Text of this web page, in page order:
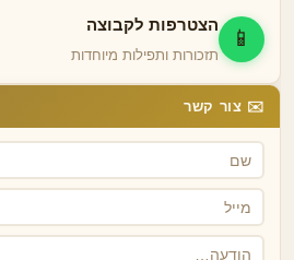
📱
הצטרפות לקבוצה
תזכורות ותפילות מיוחדות
✉️ צור קשר